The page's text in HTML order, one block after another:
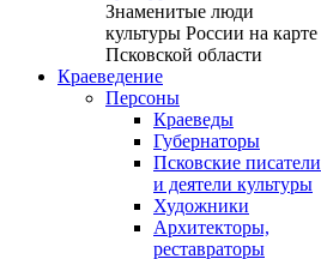
Знаменитые люди
культуры России на карте
Псковской области
Краеведение
Персоны
Краеведы
Губернаторы
Псковские писатели
и деятели культуры
Художники
Архитекторы,
реставраторы